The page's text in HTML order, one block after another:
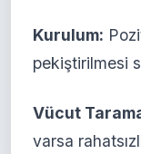
Kurulum:
pekiştirilmesi
Vücut
varsa